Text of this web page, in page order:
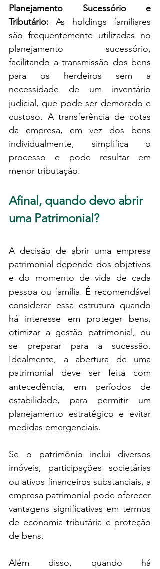
Planejamento Sucessório e
Tributário: As holdings familiares
são frequentemente utilizadas no
planejamento sucessório,
facilitando a transmissão dos bens
para os herdeiros sem a
necessidade de um inventário
judicial, que pode ser demorado e
custoso. A transferência de cotas
da empresa, em vez dos bens
individualmente, simplifica o
processo e pode resultar em
menor tributação.
Afinal, quando devo abrir
uma Patrimonial?
A decisão de abrir uma empresa
patrimonial depende dos objetivos
e do momento de vida de cada
pessoa ou família. É recomendável
considerar essa estrutura quando
há interesse em proteger bens,
otimizar a gestão patrimonial, ou
se preparar para a sucessão.
Idealmente, a abertura de uma
patrimonial deve ser feita com
antecedência, em períodos de
estabilidade, para permitir um
planejamento estratégico e evitar
medidas emergenciais.
Se o patrimônio inclui diversos
imóveis, participações societárias
ou ativos financeiros substanciais, a
empresa patrimonial pode oferecer
vantagens significativas em termos
de economia tributária e proteção
de bens.
Além disso, quando há